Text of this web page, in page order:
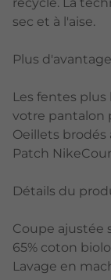
sec et à l'aise.
Plus
Les fentes
votre pantalon
Oeillets brodés
Patch
Détails du
Coupe ajustée
65% coton
Lavage en